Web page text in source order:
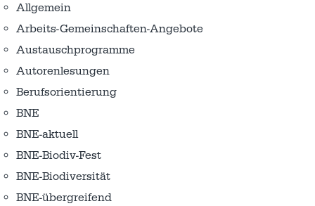
Allgemein
Arbeits-Gemeinschaften-Angebote
Austausch­programme
Autorenlesungen
Berufsorientierung
BNE
BNE-aktuell
BNE-Biodiv-Fest
BNE-Biodiversität
BNE-übergreifend